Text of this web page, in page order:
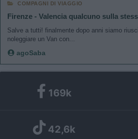
COMPAGNI DI VIAGGIO
Firenze - Valencia qualcuno sulla
Salve a tutti! finalmente dopo anni siamo
noleggiare un Van con...
agoSaba
169k
42,6k